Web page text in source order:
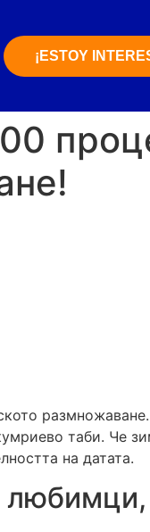
¡ESTOY
таби. Че
на датата.